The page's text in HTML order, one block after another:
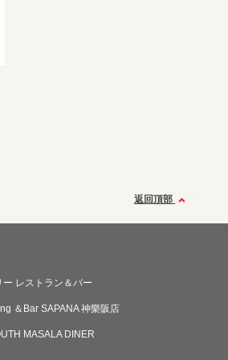
返回頂部
ー レストラン＆バー
＆Bar SAPANA 神樂阪店
MASALA DINER